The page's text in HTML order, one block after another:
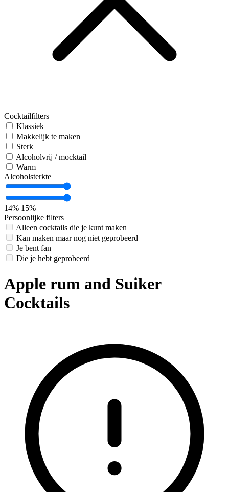
Cocktailfilters
Klassiek
Makkelijk te maken
Sterk
Alcoholvrij / mocktail
Warm
Alcoholsterkte
14% 15%
Persoonlijke filters
Alleen cocktails die je kunt maken
Kan maken maar nog niet geprobeerd
Je bent fan
Die je hebt geprobeerd
Apple rum and Suiker
Cocktails